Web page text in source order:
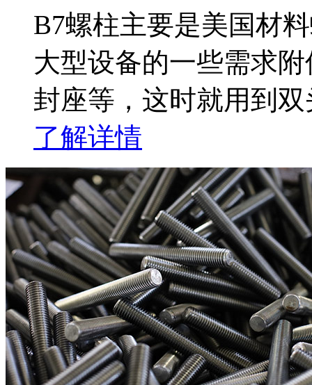
B7螺柱主要是美国材
大型设备的一些需求
封座​等，这时就用到双
了解详情